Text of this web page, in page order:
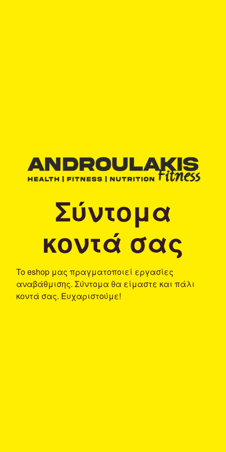
Σύντομα
κοντά σας
To eshop μας πραγματοποιεί εργασίες
αναβάθμισης. Σύντομα θα είμαστε και πάλι
κοντά σας. Ευχαριστούμε!